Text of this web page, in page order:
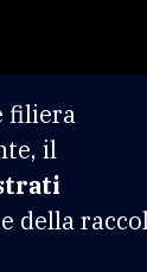
filiera
il
della